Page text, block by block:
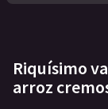
Riquísimo
arroz